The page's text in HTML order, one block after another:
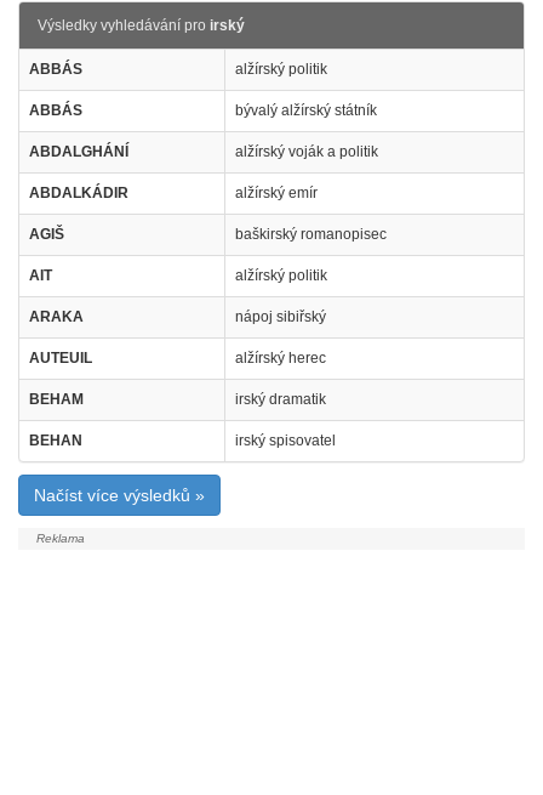
Výsledky vyhledávání pro irský
ABBÁS alžírský politik
ABBÁS bývalý alžírský státník
ABDALGHÁNÍ alžírský voják a politik
ABDALKÁDIR alžírský emír
AGIŠ baškirský romanopisec
AIT alžírský politik
ARAKA nápoj sibiřský
AUTEUIL alžírský herec
BEHAM irský dramatik
BEHAN irský spisovatel
Načíst více výsledků »